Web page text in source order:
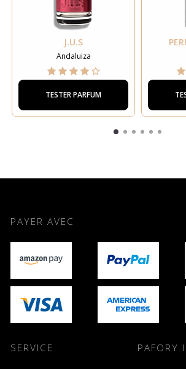
J.U.S
Andaluiza
TESTER PARFUM
PAYER AVEC
SERVICE PAFORY